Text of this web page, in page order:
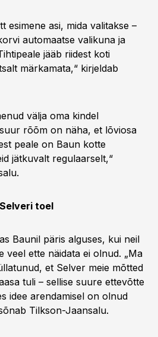
esimene asi, mida valitakse –
automaatse valikuna ja
jääb riidest koti
märkamata,“ kirjeldab
välja oma kindel
rõõm on näha, et lõviosa
peale on Baun kotte
jätkuvalt regulaarselt,“
toel
Baunil päris alguses, kui neil
veel ette näidata ei olnud. „Ma
et Selver meie mõtted
tuli – sellise suure ettevõtte
idee arendamisel on olnud
Tilkson-Jaansalu.